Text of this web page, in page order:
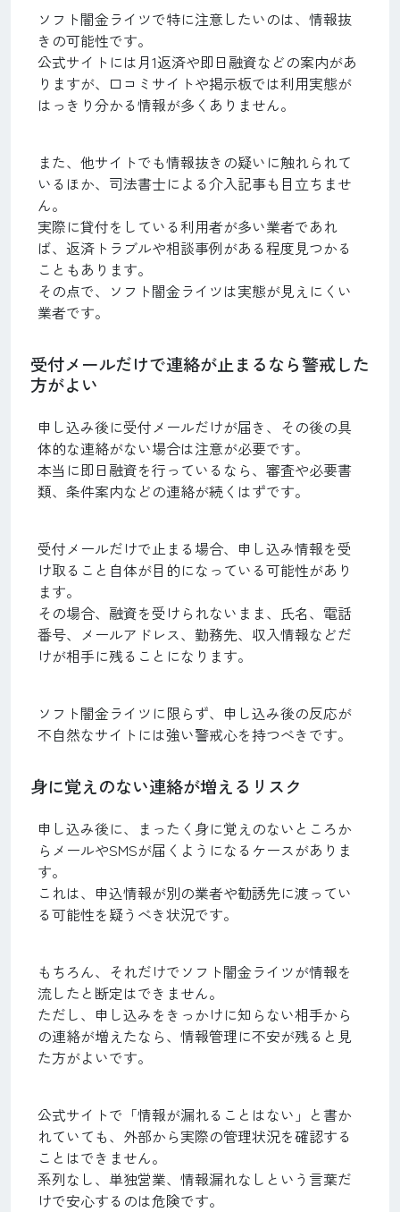
ソフト闇金ライツで特に注意したいのは、情報抜
きの可能性です。
公式サイトには月1返済や即日融資などの案内があ
りますが、口コミサイトや掲示板では利用実態が
はっきり分かる情報が多くありません。
また、他サイトでも情報抜きの疑いに触れられて
いるほか、司法書士による介入記事も目立ちませ
ん。
実際に貸付をしている利用者が多い業者であれ
ば、返済トラブルや相談事例がある程度見つかる
こともあります。
その点で、ソフト闇金ライツは実態が見えにくい
業者です。
受付メールだけで連絡が止まるなら警戒した
方がよい
申し込み後に受付メールだけが届き、その後の具
体的な連絡がない場合は注意が必要です。
本当に即日融資を行っているなら、審査や必要書
類、条件案内などの連絡が続くはずです。
受付メールだけで止まる場合、申し込み情報を受
け取ること自体が目的になっている可能性があり
ます。
その場合、融資を受けられないまま、氏名、電話
番号、メールアドレス、勤務先、収入情報などだ
けが相手に残ることになります。
ソフト闇金ライツに限らず、申し込み後の反応が
不自然なサイトには強い警戒心を持つべきです。
身に覚えのない連絡が増えるリスク
申し込み後に、まったく身に覚えのないところか
らメールやSMSが届くようになるケースがありま
す。
これは、申込情報が別の業者や勧誘先に渡ってい
る可能性を疑うべき状況です。
もちろん、それだけでソフト闇金ライツが情報を
流したと断定はできません。
ただし、申し込みをきっかけに知らない相手から
の連絡が増えたなら、情報管理に不安が残ると見
た方がよいです。
公式サイトで「情報が漏れることはない」と書か
れていても、外部から実際の管理状況を確認する
ことはできません。
系列なし、単独営業、情報漏れなしという言葉だ
けで安心するのは危険です。